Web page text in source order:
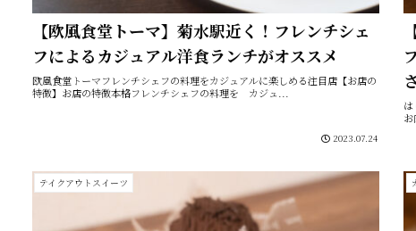
【欧風食堂トーマ】菊水駅近く！フレンチシェ
フによるカジュアル洋食ランチがオススメ
欧風食堂トーマフレンチシェフの料理をカジュアルに楽しめる注目店【お店の
特徴】お店の特徴本格フレンチシェフの料理を カジュ...
2023.07.24
テイクアウトスイーツ